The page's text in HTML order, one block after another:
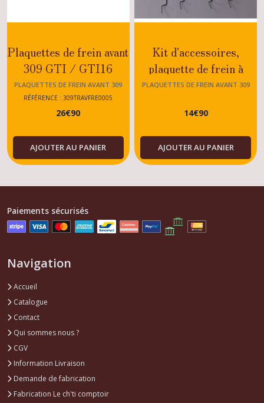
Plaquettes de frein avant
309 GTI / GTI16
PLAQUETTES DE FREIN AVANT 309
RÉFÉRENCE : 309TRAVFRE0005
26€90
AJOUTER AU PANIER
Kit d'accessoires,
plaquette de frein à
disque 309
PLAQUETTES DE FREIN AVANT 309
14€90
AJOUTER AU PANIER
avant
(1)
avant
309
(4)
avant
309
(4)
Afficher
les
résultats
Paiements sécurisés
Navigation
Accueil
Catalogue
Contact
Qui sommes nous ?
CGV
Information Livraison
Demande de fabrication
Fabrication Le ch'ti comptoir